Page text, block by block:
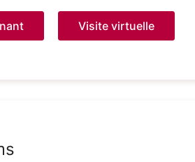
Visite virtuelle